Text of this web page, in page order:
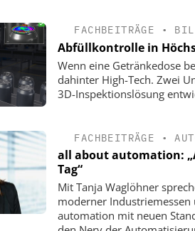
FACHBEITRÄGE •
Abfüllkontrolle in
Wenn eine Getränkedose
dahinter High-Tech. Zwei
3D-Inspektionslösung
FACHBEITRÄGE •
all about automation:
Tag“
Mit Tanja Waglöhner
moderner
automation mit neuen